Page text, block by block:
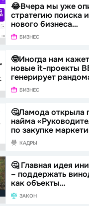
😂Вчера мы уже
стратегию поиска
нового бизнеса…
БИЗНЕС
🤓Иногда нам
новые it-проекты
генерирует
БИЗНЕС
🤔Ламода открыла
найма
по закупке
КАДРЫ
🤔 Главная идея
– поддержать
как объекты…
ЗАКОН